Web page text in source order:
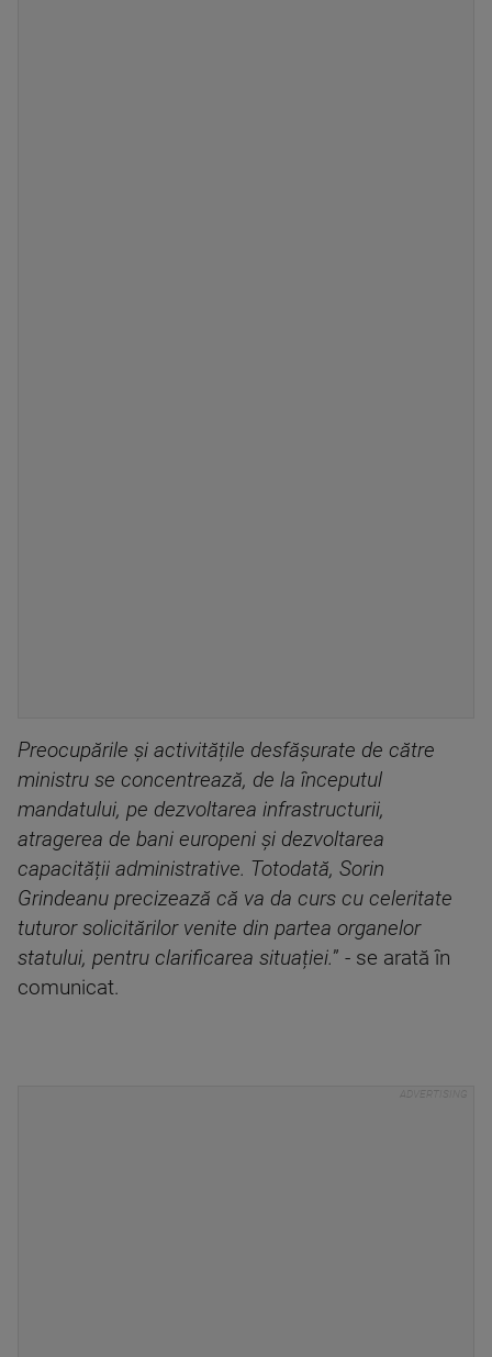
Preocupările și activitățile desfășurate de către
ministru se concentrează, de la începutul
mandatului, pe dezvoltarea infrastructurii,
atragerea de bani europeni și dezvoltarea
capacității administrative. Totodată, Sorin
Grindeanu precizează că va da curs cu celeritate
tuturor solicitărilor venite din partea organelor
statului, pentru clarificarea situației.” - se arată în
comunicat.